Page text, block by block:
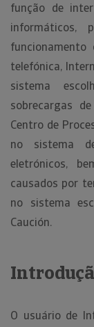
função de
informáticos,
funcionamento
telefónica,
sistema
sobrecargas
Centro de
no sistema
eletrónicos,
causados por
no sistema
Caución.
O usuário de